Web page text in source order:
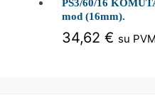
PS3/60/16
mod (16mm).
34,62€ su PVM